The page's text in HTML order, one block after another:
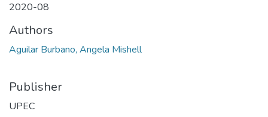
2020-08
Authors
Aguilar Burbano, Angela Mishell
Publisher
UPEC